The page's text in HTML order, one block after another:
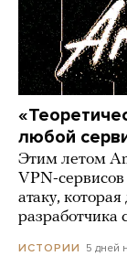
любой
Этим летом
VPN-
атаку,
разработчика
ИСТОРИИ 5 дней